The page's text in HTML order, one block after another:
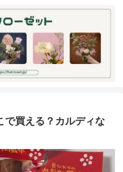
で買える？カルディな